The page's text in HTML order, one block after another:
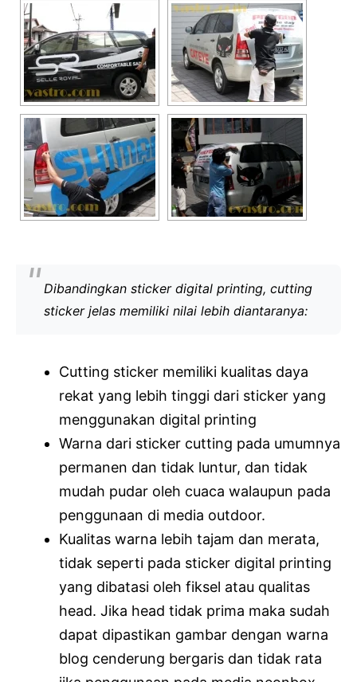
Dibandingkan sticker digital printing, cutting
sticker jelas memiliki nilai lebih diantaranya:
Cutting sticker memiliki kualitas daya
rekat yang lebih tinggi dari sticker yang
menggunakan digital printing
Warna dari sticker cutting pada umumnya
permanen dan tidak luntur, dan tidak
mudah pudar oleh cuaca walaupun pada
penggunaan di media outdoor.
Kualitas warna lebih tajam dan merata,
tidak seperti pada sticker digital printing
yang dibatasi oleh fiksel atau qualitas
head. Jika head tidak prima maka sudah
dapat dipastikan gambar dengan warna
blog cenderung bergaris dan tidak rata